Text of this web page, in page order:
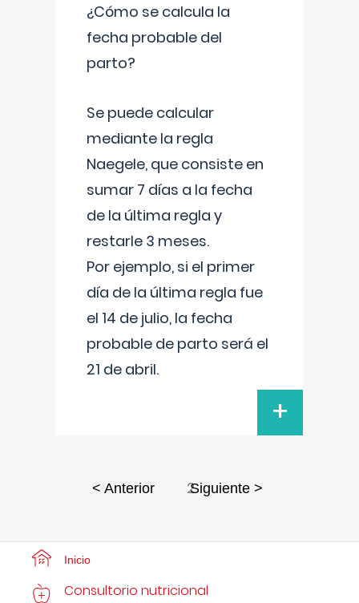
¿Cómo se calcula la
fecha probable del
parto?
Se puede calcular
mediante la regla
Naegele, que consiste en
sumar 7 días a la fecha
de la última regla y
restarle 3 meses.
Por ejemplo, si el primer
día de la última regla fue
el 14 de julio, la fecha
probable de parto será el
21 de abril.
+
< Anterior 2Siguiente >
Inicio
Consultorio nutricional